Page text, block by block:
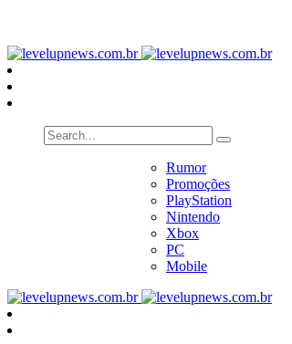
Rumor
Promoções
PlayStation
Nintendo
Xbox
PC
Mobile